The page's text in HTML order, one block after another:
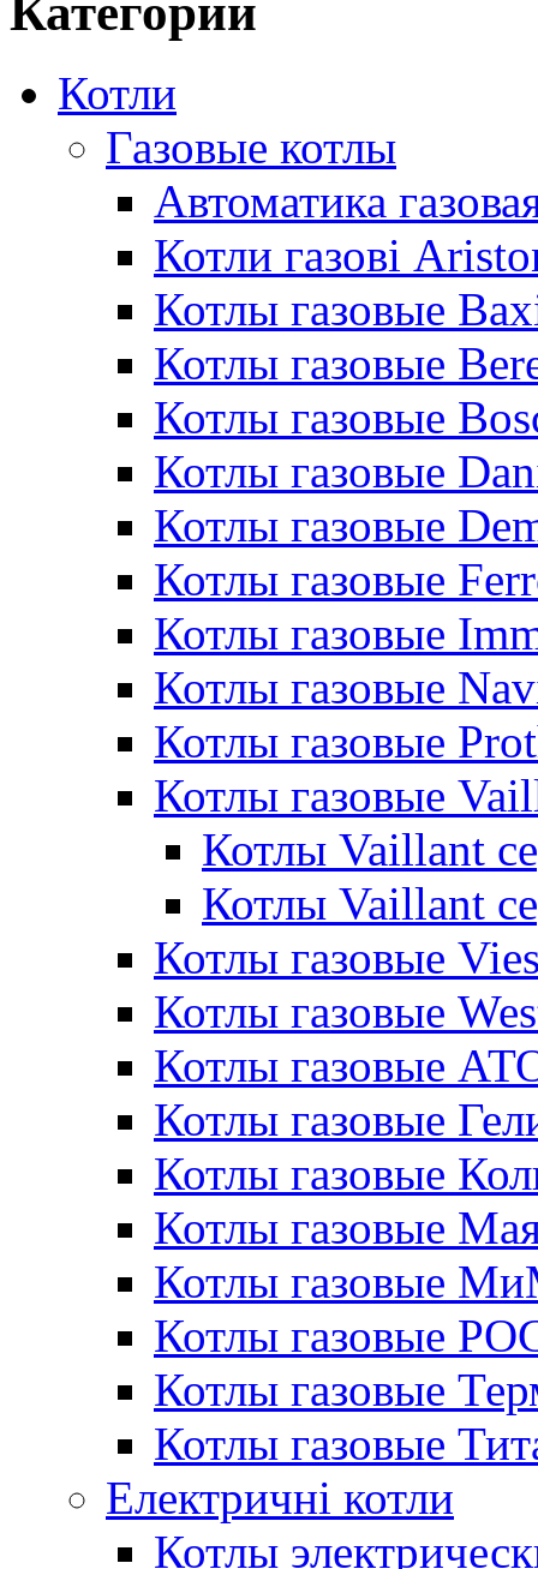
Категории
Котли
Газовые котлы
Автоматика
Котли газові
Котлы газовые
Котлы газовые
Котлы газовые
Котлы газовые
Котлы газовые
Котлы газовые
Котлы газовые
Котлы газовые
Котлы газовые
Котлы газовые
Котлы Vaillant
Котлы Vaillant
Котлы газовые
Котлы газовые
Котлы газовые
Котлы газовые
Котлы газовые
Котлы газовые
Котлы газовые
Котлы газовые
Котлы газовые
Котлы газовые
Електричні котли
Котлы